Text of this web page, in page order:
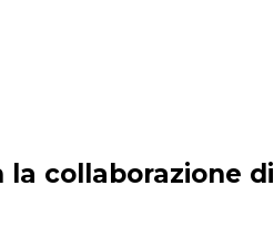
la collaborazione di